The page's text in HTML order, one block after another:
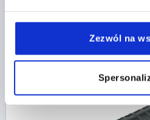
Zezwól na